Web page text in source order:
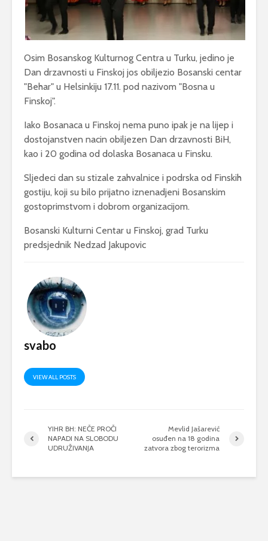
Osim Bosanskog Kulturnog Centra u Turku, jedino je
Dan drzavnosti u Finskoj jos obiljezio Bosanski centar
"Behar" u Helsinkiju 17.11. pod nazivom "Bosna u
Finskoj".
Iako Bosanaca u Finskoj nema puno ipak je na lijep i
dostojanstven nacin obiljezen Dan drzavnosti BiH,
kao i 20 godina od dolaska Bosanaca u Finsku.
Sljedeci dan su stizale zahvalnice i podrska od Finskih
gostiju, koji su bilo prijatno iznenadjeni Bosanskim
gostoprimstvom i dobrom organizacijom.
Bosanski Kulturni Centar u Finskoj, grad Turku
predsjednik Nedzad Jakupovic
svabo
VIEW ALL POSTS
YIHR BH: NEČE PROČI
NAPADI NA SLOBODU
UDRUŽIVANJA
Mevlid Jašarević
osuđen na 18 godina
zatvora zbog terorizma